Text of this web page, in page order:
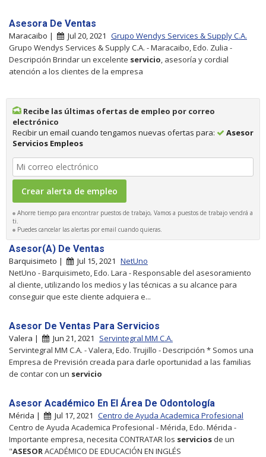
Asesora De Ventas
Maracaibo | Jul 20, 2021 Grupo Wendys Services & Supply C.A.
Grupo Wendys Services & Supply C.A. - Maracaibo, Edo. Zulia -
Descripción Brindar un excelente servicio , asesoría y cordial
atención a los clientes de la empresa
Recibe las últimas ofertas de empleo por correo
electrónico
Recibir un email cuando tengamos nuevas ofertas para:
Asesor
Servicios Empleos
Ahorre tiempo para encontrar puestos de trabajo, Vamos a puestos de trabajo vendrá a
ti.
Puedes cancelar las alertas por email cuando quieras.
Asesor(A) De Ventas
Barquisimeto | Jul 15, 2021 NetUno
NetUno - Barquisimeto, Edo. Lara - Responsable del asesoramiento
al cliente, utilizando los medios y las técnicas a su alcance para
conseguir que este cliente adquiera e...
Asesor De Ventas Para Servicios
Valera | Jun 21, 2021
Servintegral MM C.A.
Servintegral MM C.A. - Valera, Edo. Trujillo - Descripción * Somos una
Empresa de Previsión creada para darle oportunidad a las familias
de contar con un servicio
Asesor Académico En El Área De Odontología
Mérida | Jul 17, 2021 Centro de Ayuda Academica Profesional
Centro de Ayuda Academica Profesional - Mérida, Edo. Mérida -
Importante empresa, necesita CONTRATAR los servicios de un
"ASESOR ACADÉMICO DE EDUCACIÓN EN INGLÉS